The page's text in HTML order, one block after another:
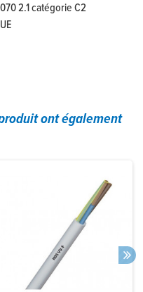
2.1 catégorie C2
ont également